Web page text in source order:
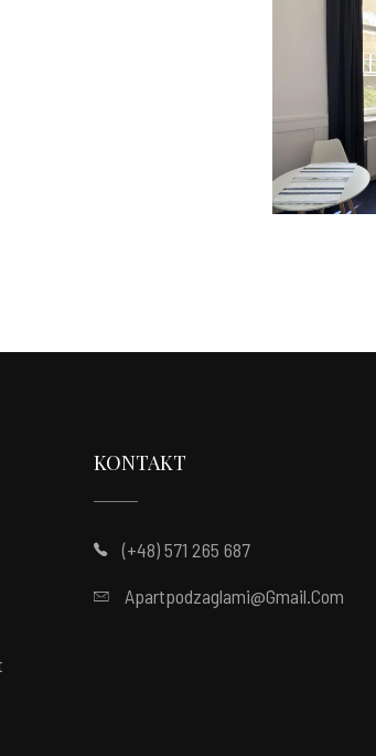
KONTAKT
(+48) 571 265 687
Apartpodzaglami@gmail.com